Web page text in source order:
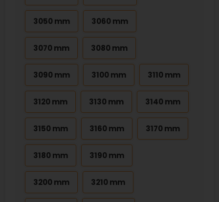
3050 mm 3060 mm
3070 mm 3080 mm
3090 mm 3100 mm 3110 mm
3120 mm 3130 mm 3140 mm
3150 mm 3160 mm 3170 mm
3180 mm 3190 mm
3200 mm 3210 mm